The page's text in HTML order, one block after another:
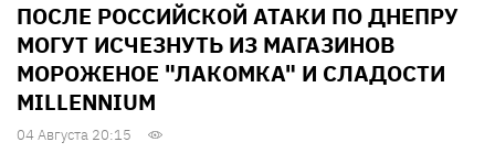
ПОСЛЕ РОССИЙСКОЙ АТАКИ ПО ДНЕПРУ
МОГУТ ИСЧЕЗНУТЬ ИЗ МАГАЗИНОВ
МОРОЖЕНОЕ "ЛАКОМКА" И СЛАДОСТИ
MILLENNIUM
04 Августа 20:15